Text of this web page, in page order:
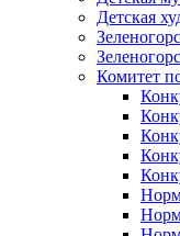
Детская
Комитет